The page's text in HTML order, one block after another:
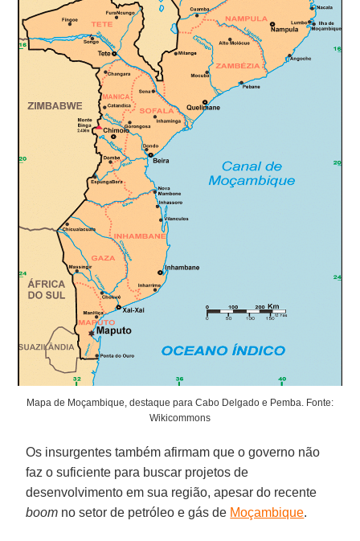
Mapa de Moçambique, destaque para Cabo Delgado e Pemba. Fonte:
Wikicommons
Os insurgentes também afirmam que o governo não
faz o suficiente para buscar projetos de
desenvolvimento em sua região, apesar do recente
boom no setor de petróleo e gás de Moçambique.